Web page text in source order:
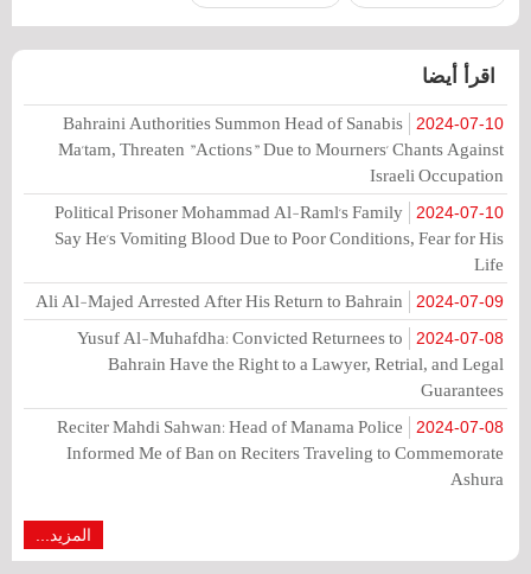
اقرأ أيضا
2024-07-10
Bahraini Authorities Summon Head of Sanabis
Ma'tam, Threaten "Actions" Due to Mourners' Chants Against
Israeli Occupation
2024-07-10
Political Prisoner Mohammad Al-Raml's Family
Say He's Vomiting Blood Due to Poor Conditions, Fear for His
Life
2024-07-09
Ali Al-Majed Arrested After His Return to Bahrain
2024-07-08
Yusuf Al-Muhafdha: Convicted Returnees to
Bahrain Have the Right to a Lawyer, Retrial, and Legal
Guarantees
2024-07-08
Reciter Mahdi Sahwan: Head of Manama Police
Informed Me of Ban on Reciters Traveling to Commemorate
Ashura
المزيد...